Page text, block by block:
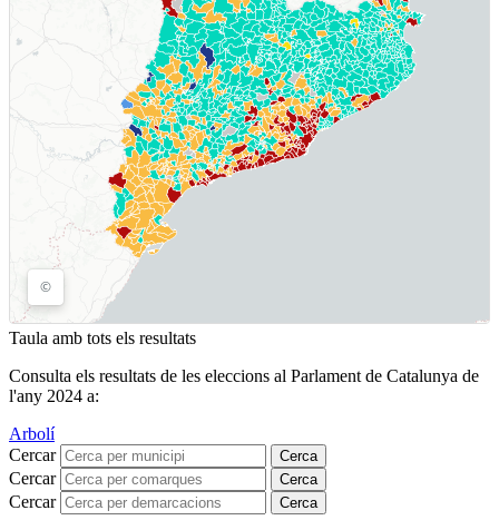
Taula amb tots els resultats
Consulta els resultats de les eleccions al Parlament de Catalunya de
l'any 2024 a:
Arbolí
Cercar
Cerca
Cercar Cerca
Cercar Cerca